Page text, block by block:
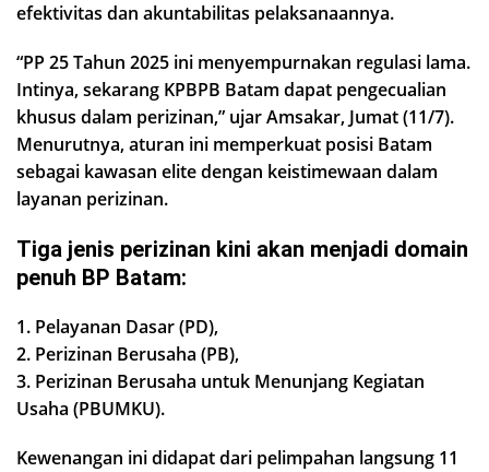
efektivitas dan akuntabilitas pelaksanaannya.
“PP 25 Tahun 2025 ini menyempurnakan regulasi lama.
Intinya, sekarang KPBPB Batam dapat pengecualian
khusus dalam perizinan,” ujar Amsakar, Jumat (11/7).
Menurutnya, aturan ini memperkuat posisi Batam
sebagai kawasan elite dengan keistimewaan dalam
layanan perizinan.
Tiga jenis perizinan kini akan menjadi domain
penuh BP Batam:
1. Pelayanan Dasar (PD),
2. Perizinan Berusaha (PB),
3. Perizinan Berusaha untuk Menunjang Kegiatan
Usaha (PBUMKU).
Kewenangan ini didapat dari pelimpahan langsung 11